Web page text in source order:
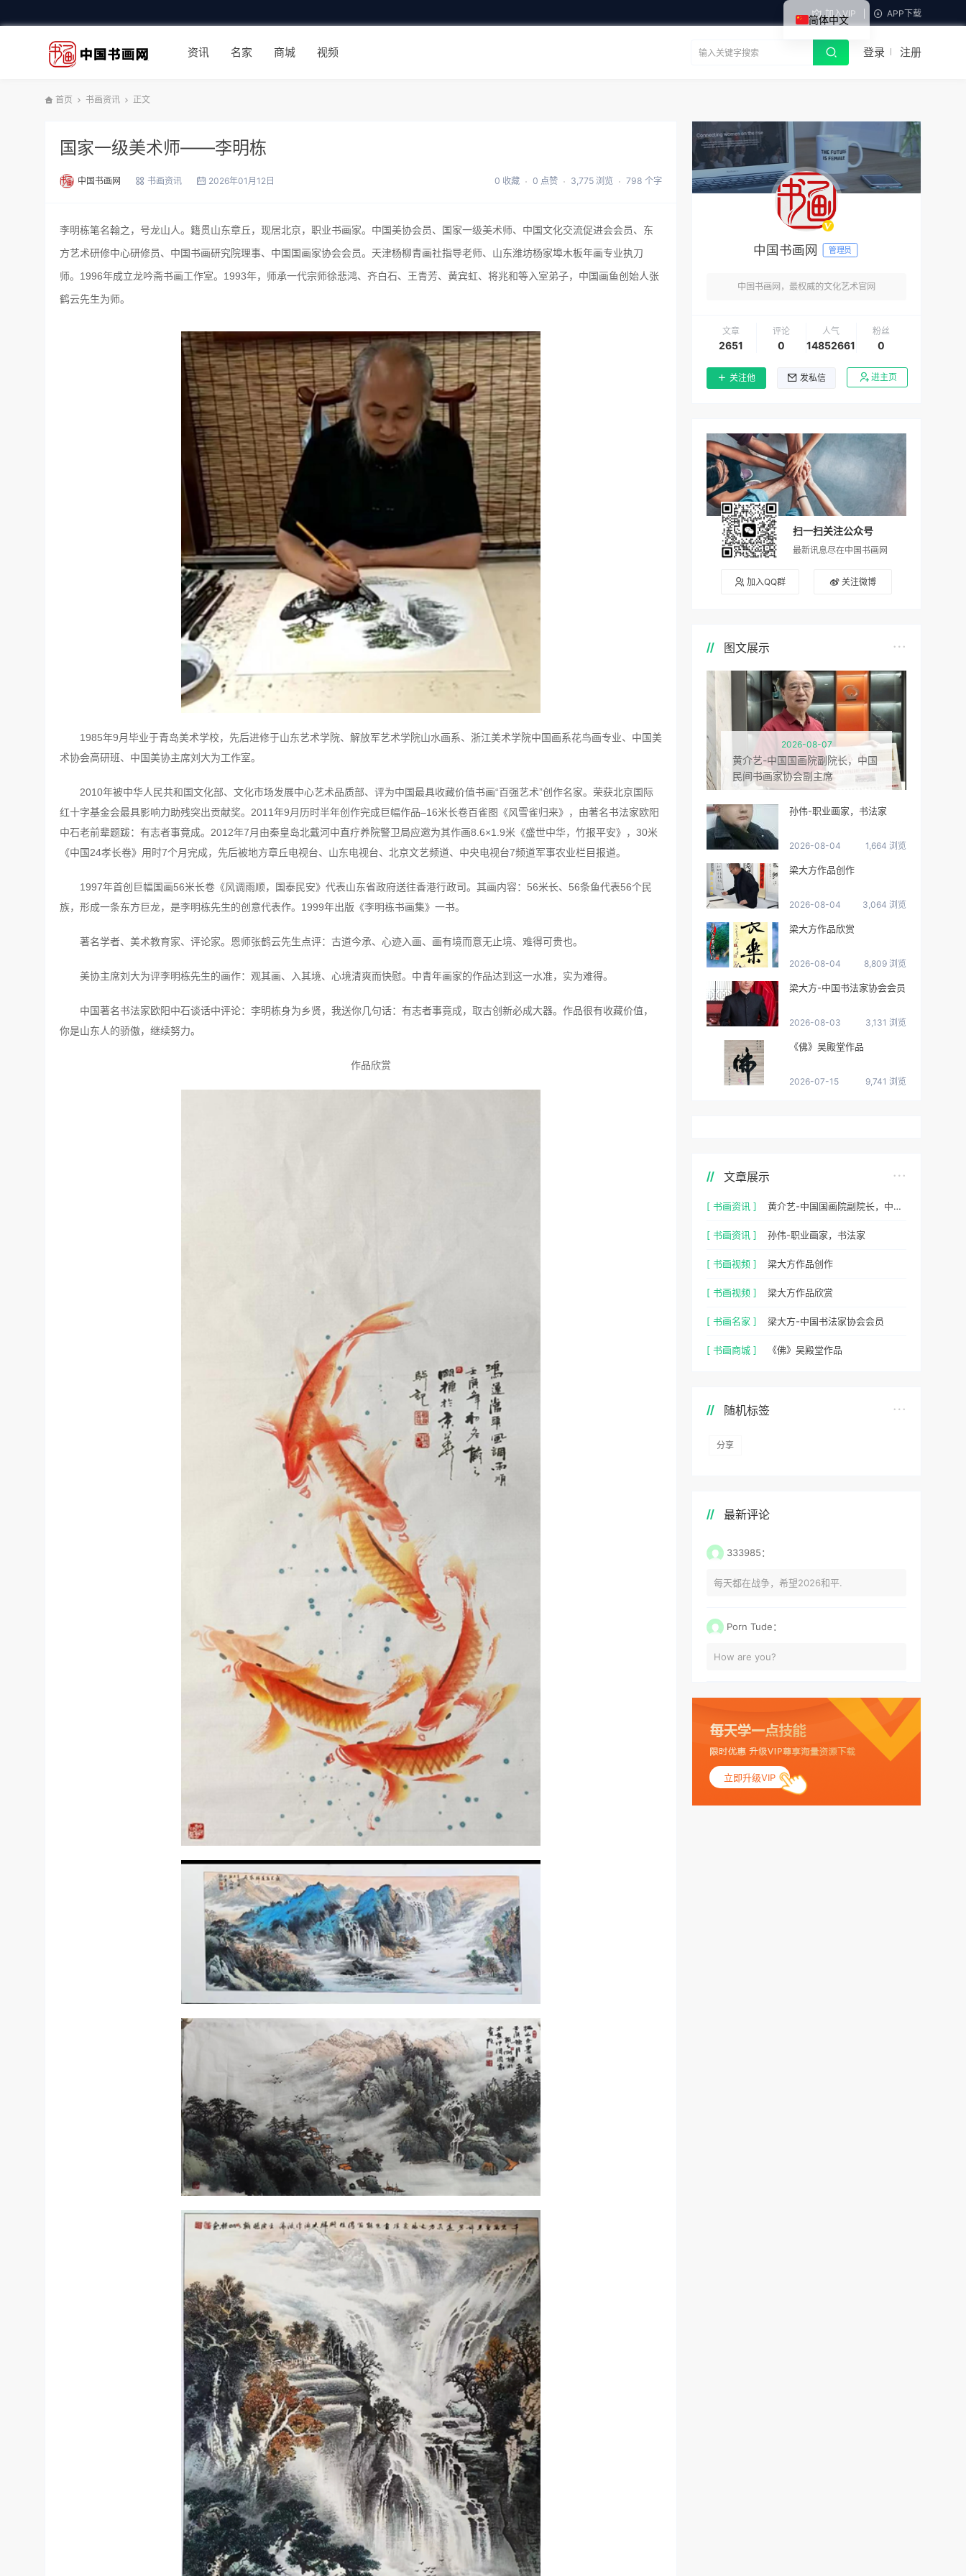
加入VIP APP下载
资讯 名家 商城 视频 登录 注册
首页 书画资讯 正文
国家一级美术师——李明栋
中国书画网 书画资讯 2026年01月12日 0 收藏 0 点赞 3,775 浏览 798 个字
李明栋笔名翰之，号龙山人。籍贯山东章丘，现居北京，职业书画家。中国美协会员、国家一级美术师、中国文化交流促进会会员、东
方艺术研修中心研修员、中国书画研究院理事、中国国画家协会会员。天津杨柳青画社指导老师、山东潍坊杨家埠木板年画专业执刀
师。1996年成立龙吟斋书画工作室。1993年，师承一代宗师徐悲鸿、齐白石、王青芳、黄宾虹、将兆和等入室弟子，中国画鱼创始人张
鹤云先生为师。
1985年9月毕业于青岛美术学校，先后进修于山东艺术学院、解放军艺术学院山水画系、浙江美术学院中国画系花鸟画专业、中国美
术协会高研班、中国美协主席刘大为工作室。
2010年被中华人民共和国文化部、文化市场发展中心艺术品质部、评为中国最具收藏价值书画“百强艺术”创作名家。荣获北京国际
红十字基金会最具影响力助残突出贡献奖。2011年9月历时半年创作完成巨幅作品–16米长卷百雀图《风雪雀归来》，由著名书法家欧阳
中石老前辈题跋：有志者事竟成。2012年7月由秦皇岛北戴河中直疗养院警卫局应邀为其作画8.6×1.9米《盛世中华，竹报平安》，30米
《中国24孝长卷》用时7个月完成，先后被地方章丘电视台、山东电视台、北京文艺频道、中央电视台7频道军事农业栏目报道。
1997年首创巨幅国画56米长卷《风调雨顺，国泰民安》代表山东省政府送往香港行政司。其画内容：56米长、56条鱼代表56个民
族，形成一条东方巨龙，是李明栋先生的创意代表作。1999年出版《李明栋书画集》一书。
著名学者、美术教育家、评论家。恩师张鹤云先生点评：古道今承、心迹入画、画有境而意无止境、难得可贵也。
美协主席刘大为评李明栋先生的画作：观其画、入其境、心境清爽而快慰。中青年画家的作品达到这一水准，实为难得。
中国著名书法家欧阳中石谈话中评论：李明栋身为乡贤，我送你几句话：有志者事竟成，取古创新必成大器。作品很有收藏价值，
你是山东人的骄傲，继续努力。
作品欣赏
中国书画网 管理员
中国书画网，最权威的文化艺术官网
文章
2651
评论
0
人气
14852661
粉丝
0
关注他 发私信 进主页
扫一扫关注公众号
最新讯息尽在中国书画网
加入QQ群 关注微博
图文展示
2026-08-07
黄介艺-中国国画院副院长，中国
民间书画家协会副主席
孙伟-职业画家，书法家
2026-08-04 1,664 浏览
梁大方作品创作
2026-08-04 3,064 浏览
梁大方作品欣赏
2026-08-04 8,809 浏览
梁大方-中国书法家协会会员
2026-08-03 3,131 浏览
《佛》吴殿堂作品
2026-07-15 9,741 浏览
文章展示
[ 书画资讯 ] 黄介艺-中国国画院副院长，中国民间书画家协会副主席
[ 书画资讯 ] 孙伟-职业画家，书法家
[ 书画视频 ] 梁大方作品创作
[ 书画视频 ] 梁大方作品欣赏
[ 书画名家 ] 梁大方-中国书法家协会会员
[ 书画商城 ] 《佛》吴殿堂作品
随机标签
分享
最新评论
333985：
每天都在战争，希望2026和平.
Porn Tude：
How are you?
立即升级VIP
简体中文